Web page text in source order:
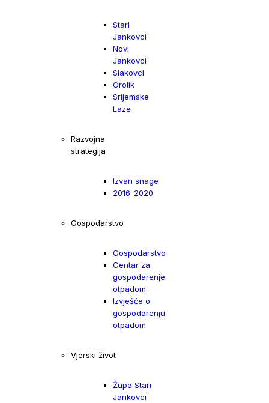
Stari
Jankovci
Novi
Jankovci
Slakovci
Orolik
Srijemske
Laze
Razvojna
strategija
Izvan snage
2016-2020
Gospodarstvo
Gospodarstvo
Centar za
gospodarenje
otpadom
Izvješće o
gospodarenju
otpadom
Vjerski život
Župa Stari
Jankovci